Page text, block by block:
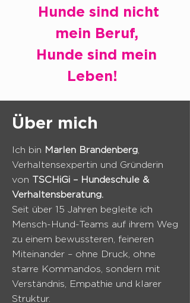
Hunde sind nicht
mein Beruf,
Hunde sind mein
Leben!
Über mich
Ich bin Marlen Brandenberg
Verhaltensexpertin und Gründerin
von TSCHiGi – Hundeschule &
Verhaltensberatung.
Seit über 15 Jahren begleite ich
Mensch-Hund-Teams auf ihrem Weg
zu einem bewussteren, feineren
Miteinander – ohne Druck, ohne
starre Kommandos, sondern mit
Verständnis, Empathie und klarer
Struktur.